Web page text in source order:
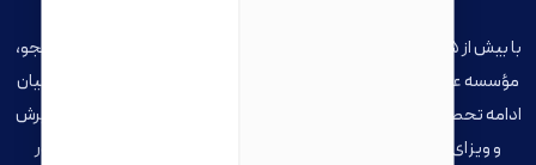
با بیش از ۱۵ سال سابقه فعالیت و صدها پرونده موفق در حوزه اعزام دانشجو،
مؤسسه عصر ارتباطات زنگنه یکی از انتخاب‌های قابل اعتماد برای متقاضیان
ادامه تحصیل در خارج از کشور است. تیم ما از اولین مشاوره تا دریافت پذیرش
و ویزای تحصیلی، گام‌به‌گام در کنار شما خواهد بود تا مسیر تحصیل در